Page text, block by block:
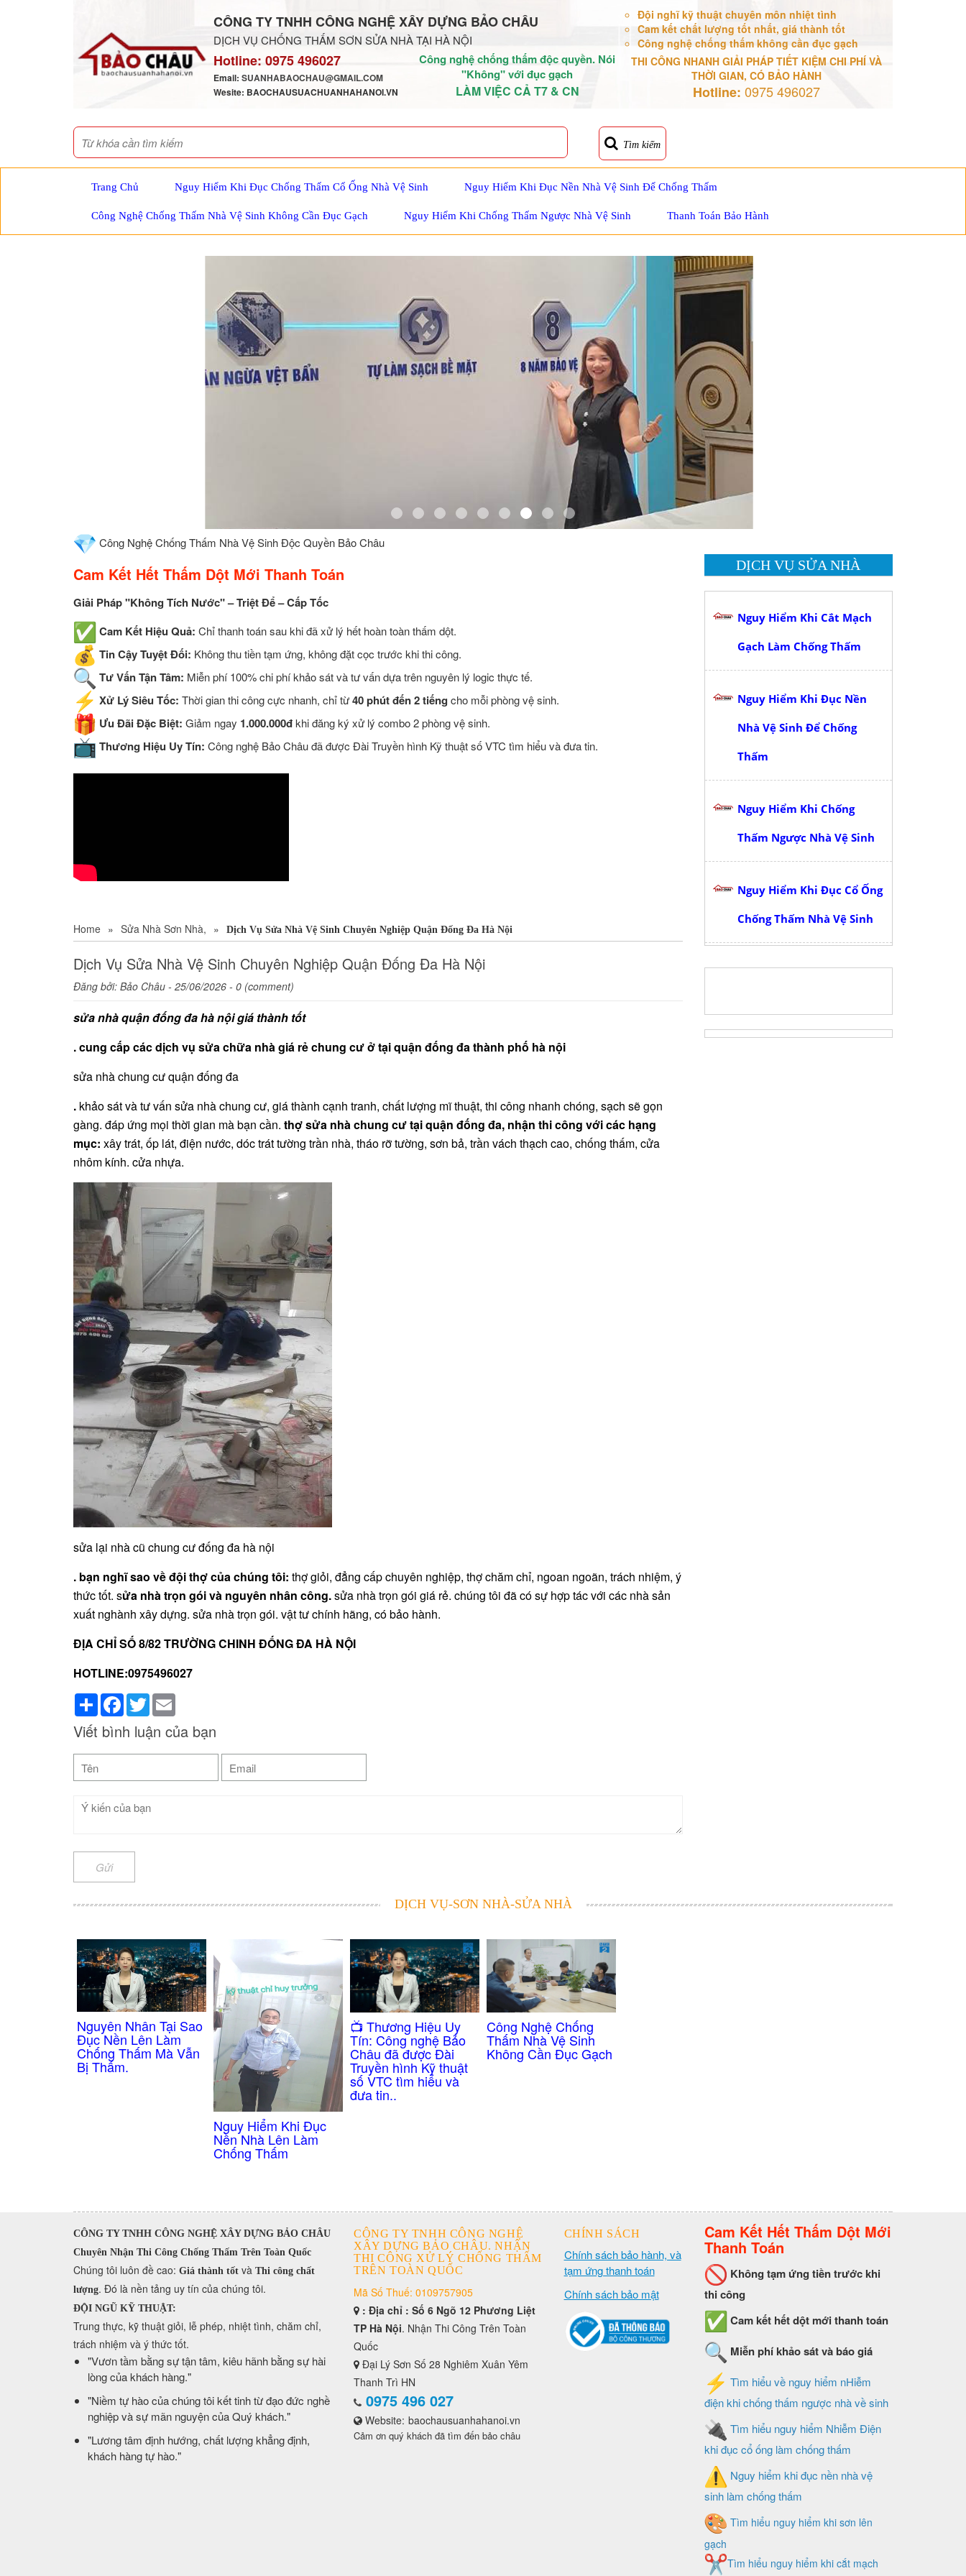
CÔNG TY TNHH CÔNG NGHỆ XÂY DỰNG BẢO CHÂU
DỊCH VỤ CHỐNG THẤM SƠN SỬA NHÀ TẠI HÀ NỘI
Hotline: 0975 496027
Email: SUANHABAOCHAU@GMAIL.COM
Wesite: BAOCHAUSUACHUANHAHANOI.VN
Công nghệ chống thấm độc quyền. Nói
"Không" với đục gạch
LÀM VIỆC CẢ T7 & CN
Đội nghĩ kỹ thuật chuyên môn nhiệt tình
Cam kết chất lượng tốt nhất, giá thành tốt
Công nghệ chống thấm không cần đục gạch
THI CÔNG NHANH GIẢI PHÁP TIẾT KIỆM CHI PHÍ VÀ
THỜI GIAN, CÓ BẢO HÀNH
Hotline: 0975 496027
Tìm kiếm
Trang Chủ Nguy Hiểm Khi Đục Chống Thấm Cổ Ống Nhà Vệ Sinh Nguy Hiểm Khi Đục Nền Nhà Vệ Sinh Để Chống Thấm
Công Nghệ Chống Thấm Nhà Vệ Sinh Không Cần Đục Gạch Nguy Hiểm Khi Chống Thấm Ngược Nhà Vệ Sinh Thanh Toán Bảo Hành
Công Nghệ Chống Thấm Nhà Vệ Sinh Độc Quyền Bảo Châu
Cam Kết Hết Thấm Dột Mới Thanh Toán
Giải Pháp "Không Tích Nước" – Triệt Để – Cấp Tốc
Cam Kết Hiệu Quả: Chỉ thanh toán sau khi đã xử lý hết hoàn toàn thấm dột.
Tin Cậy Tuyệt Đối: Không thu tiền tạm ứng, không đặt cọc trước khi thi công.
Tư Vấn Tận Tâm: Miễn phí 100% chi phí khảo sát và tư vấn dựa trên nguyên lý logic thực tế.
Xử Lý Siêu Tốc: Thời gian thi công cực nhanh, chỉ từ40 phút đến 2 tiếng cho mỗi phòng vệ sinh.
Ưu Đãi Đặc Biệt: Giảm ngay 1.000.000đkhi đăng ký xử lý combo 2 phòng vệ sinh.
Thương Hiệu Uy Tín: Công nghệ Bảo Châu đã được Đài Truyền hình Kỹ thuật số VTC tìm hiểu và đưa tin.
Home » Sửa Nhà Sơn Nhà, » Dịch Vụ Sửa Nhà Vệ Sinh Chuyên Nghiệp Quận Đống Đa Hà Nội
Dịch Vụ Sửa Nhà Vệ Sinh Chuyên Nghiệp Quận Đống Đa Hà Nội
Đăng bởi: Bảo Châu - 25/06/2026 - 0 (comment)
sửa nhà quận đống đa hà nội giá thành tốt
. cung cấp các dịch vụ sửa chữa nhà giá rẻ chung cư ở tại quận đống đa thành phố hà nội
sửa nhà chung cư quận đống đa
. khảo sát và tư vấn sửa nhà chung cư, giá thành cạnh tranh, chất lượng mĩ thuật, thi công nhanh chóng, sạch sẽ gọn
gàng. đáp ứng mọi thời gian mà bạn cần. thợ sửa nhà chung cư tại quận đống đa, nhận thi công với các hạng
mục: xây trát, ốp lát, điện nước, dóc trát tường trần nhà, tháo rỡ tường, sơn bả, trần vách thạch cao, chống thấm, cửa
nhôm kính. cửa nhựa.
sửa lại nhà cũ chung cư đống đa hà nội
. bạn nghĩ sao về đội thợ của chúng tôi: thợ giỏi, đẳng cấp chuyên nghiệp, thợ chăm chỉ, ngoan ngoãn, trách nhiệm, ý
thức tốt. sửa nhà trọn gói và nguyên nhân công.sửa nhà trọn gói giá rẻ. chúng tôi đã có sự hợp tác với các nhà sản
xuất nghành xây dựng. sửa nhà trọn gói. vật tư chính hãng, có bảo hành.
ĐỊA CHỈ SỐ 8/82 TRƯỜNG CHINH ĐỐNG ĐA HÀ NỘI
HOTLINE:0975496027
ShareFacebook
Twitter
Viết bình luận của bạn
Gửi
DỊCH VỤ SỬA NHÀ
Nguy Hiểm Khi Cắt Mạch
Gạch Làm Chống Thấm
Nguy Hiểm Khi Đục Nền
Nhà Vệ Sinh Để Chống
Thấm
Nguy Hiểm Khi Chống
Thấm Ngược Nhà Vệ Sinh
Nguy Hiểm Khi Đục Cổ Ống
Chống Thấm Nhà Vệ Sinh
DỊCH VỤ-SƠN NHÀ-SỬA NHÀ
Nguyên Nhân Tại Sao
Đục Nền Lên Làm
Chống Thấm Mà Vẫn
Bị Thấm.
Nguy Hiểm Khi Đục
Nền Nhà Lên Làm
Chống Thấm
​📺 Thương Hiệu Uy
Tín: Công nghệ Bảo
Châu đã được Đài
Truyền hình Kỹ thuật
số VTC tìm hiểu và
đưa tin..
Công Nghệ Chống
Thấm Nhà Vệ Sinh
Không Cần Đục Gạch
CÔNG TY TNHH CÔNG NGHỆ XÂY DỰNG BẢO CHÂU
Chuyên Nhận Thi Công Chống Thấm Trên Toàn Quốc
​Chúng tôi luôn đề cao: Giá thành tốt và Thi công chất
lượng. Đó là nền tảng uy tín của chúng tôi.
ĐỘI NGŨ KỸ THUẬT:
Trung thực, kỹ thuật giỏi, lễ phép, nhiệt tình, chăm chỉ,
trách nhiệm và ý thức tốt.
​"Vươn tầm bằng sự tận tâm, kiêu hãnh bằng sự hài
lòng của khách hàng."
​"Niềm tự hào của chúng tôi kết tinh từ đạo đức nghề
nghiệp và sự mãn nguyện của Quý khách."
​"Lương tâm định hướng, chất lượng khẳng định,
khách hàng tự hào."
CÔNG TY TNHH CÔNG NGHỆ
XÂY DỰNG BẢO CHÂU. NHẬN
THI CÔNG XỬ LÝ CHỐNG THẤM
TRÊN TOÀN QUỐC
Mã Số Thuế: 0109757905
: Địa chỉ : Số 6 Ngõ 12 Phương Liệt
TP Hà Nội. Nhận Thi Công Trên Toàn
Quốc
Đại Lý Sơn Số 28 Nghiêm Xuân Yêm
Thanh Trì HN
0975 496 027
Website: baochausuanhahanoi.vn
Cảm ơn quý khách đã tìm đến bảo châu
CHÍNH SÁCH
Chính sách bảo hành, và
tạm ứng thanh toán
Chính sách bảo mật
Cam Kết Hết Thấm Dột Mới
Thanh Toán
Không tạm ứng tiền trước khi
thi công
Cam kết hết dột mới thanh toán
Miễn phí khảo sát và báo giá
Tìm hiểu về nguy hiểm nHiễm
điện khi chống thấm ngược nhà về sinh
Tìm hiểu nguy hiểm Nhiễm Điện
khi đục cổ ống làm chống thấm
Nguy hiểm khi đục nền nhà vệ
sinh làm chống thấm
Tìm hiểu nguy hiểm khi sơn lên
gạch
Tìm hiểu nguy hiểm khi cắt mạch